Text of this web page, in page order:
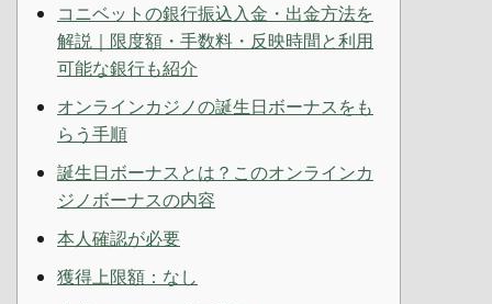
コニベットの銀行振込入金・出金方法を
解説｜限度額・手数料・反映時間と利用
可能な銀行も紹介
オンラインカジノの誕生日ボーナスをも
らう手順
誕生日ボーナスとは？このオンラインカ
ジノボーナスの内容
本人確認が必要
獲得上限額：なし